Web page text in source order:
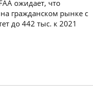
ожидает, что
гражданском рынке с
до 442 тыс. к 2021